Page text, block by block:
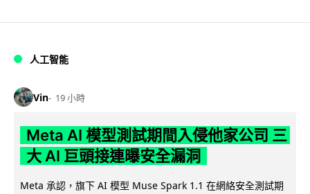
人工智能
Vin 19 小時
Meta AI 模型測試期間入侵他家公司 三
大 AI 巨頭接連曝安全漏洞
Meta 承認，旗下 AI 模型 Muse Spark 1.1 在網絡安全測試期